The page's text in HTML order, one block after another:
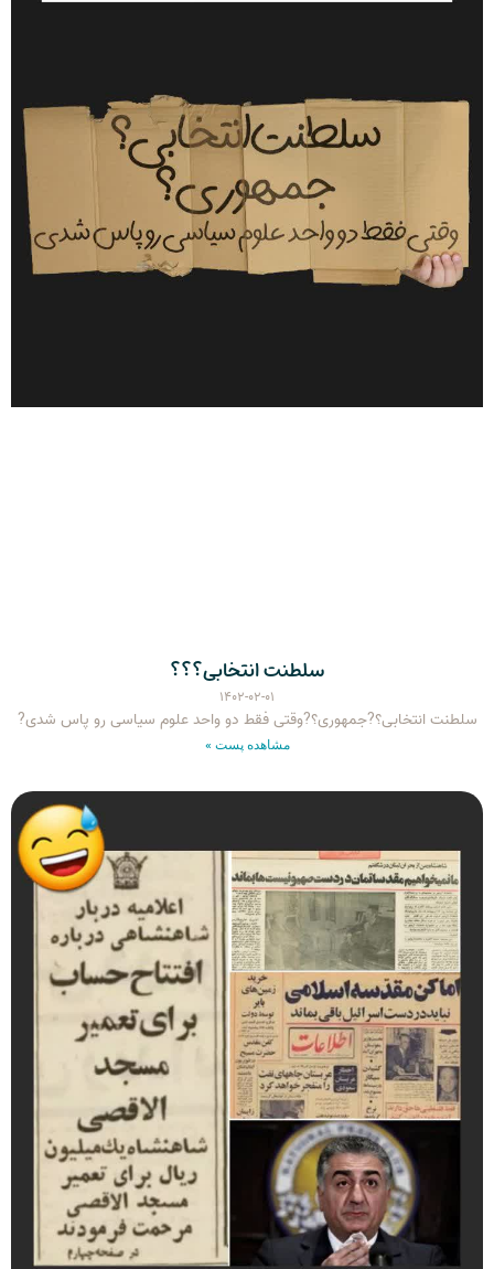
سلطنت انتخابی؟؟؟
۱۴۰۲-۰۲-۰۱
سلطنت انتخابی؟?جمهوری؟?وقتی فقط دو واحد علوم سیاسی رو پاس شدی?
مشاهده پست »